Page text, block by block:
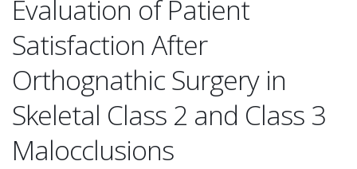
Evaluation of Patient
Satisfaction After
Orthognathic Surgery in
Skeletal Class 2 and Class 3
Malocclusions